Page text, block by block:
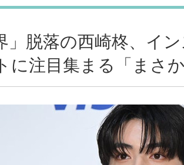
」脱落の西崎柊、イ
に注目集まる「まさ